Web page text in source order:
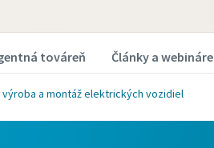
továreň Články a webináre
a montáž elektrických vozidiel